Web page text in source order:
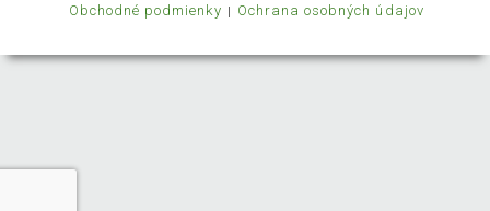
Obchodné podmienky
Ochrana osobných údajov